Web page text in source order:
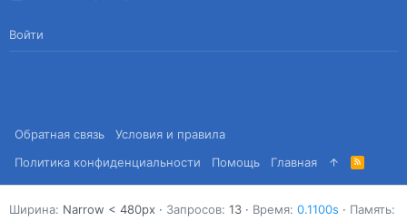
Войти
Обратная связь
Условия и правила
Политика конфиденциальности
Помощь Главная
R
S
S
Ширина Запросов 13 Время 0.1100s Память